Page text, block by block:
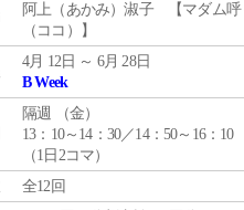
阿上（あかみ）淑子 【マダム呼
（ココ）】
4月 12日 ～ 6月 28日
B Week
隔週 （金）
13：10～14：30／14：50～16：10
（1日2コマ）
全12回